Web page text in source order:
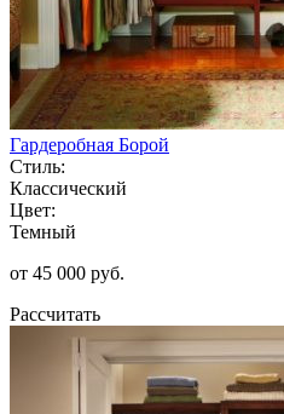
Гардеробная Борой
Стиль:
Классический
Цвет:
Темный
от 45 000 руб.
Рассчитать